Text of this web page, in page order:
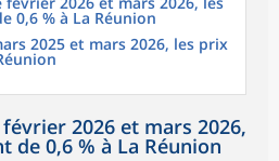
0,6 % à La Réunion
2025 et mars 2026, les prix
2026 et mars 2026,
de 0,6 % à La Réunion